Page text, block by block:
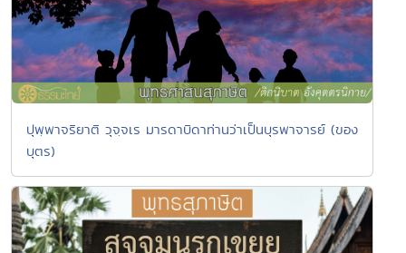
ปุพฺพาจริยาติ วุจฺจเร มารดาบิดาท่านว่าเป็นบุรพาจารย์ (ของ
บุตร)